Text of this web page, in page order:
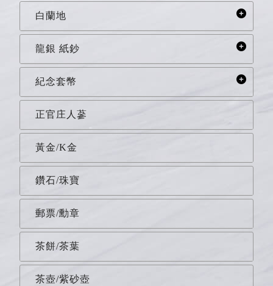
白蘭地
龍銀 紙鈔
紀念套幣
正官庄人蔘
黃金/K金
鑽石/珠寶
郵票/勳章
茶餅/茶葉
茶壺/紫砂壺